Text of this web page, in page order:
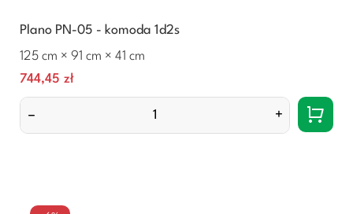
Plano PN-05 - komoda 1d2s
125 cm × 91 cm × 41 cm
Cena
744,45 zł
– +